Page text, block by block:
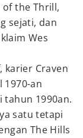
of the Thrill,
sejati, dan
Wes
karier Craven
1970-an
1990an.
satu tetapi
The Hills